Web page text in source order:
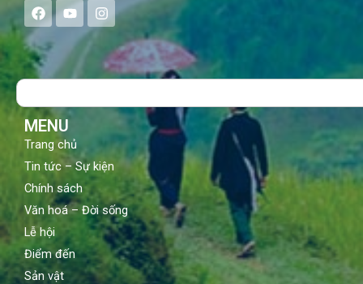
F
a
e
b
o
Y
o
t
u
b
I
n
s
a
g
Search
MENU
Trang chủ
Tin tức – Sự kiện
Chính sách
Văn hoá – Đời sống
Lễ hội
Điểm đến
Sản vật